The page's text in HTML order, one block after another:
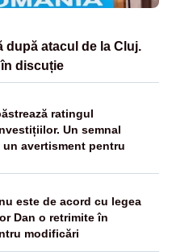
după atacul de la Cluj.
discuție
ratingul
Un semnal
avertisment pentru
este de acord cu legea
Dan o retrimite în
modificări